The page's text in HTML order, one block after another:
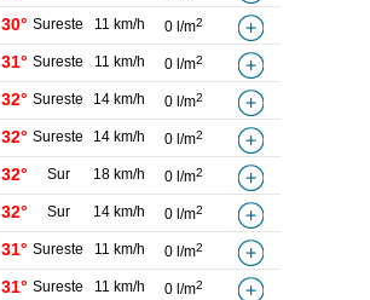
30° Sureste 11 km/h 0 l/m2
31° Sureste 11 km/h 0 l/m2
32° Sureste 14 km/h 0 l/m2
32° Sureste 14 km/h 0 l/m2
32° Sur 18 km/h 0 l/m2
32° Sur 14 km/h 0 l/m2
31° Sureste 11 km/h 0 l/m2
31° Sureste 11 km/h 0 l/m2